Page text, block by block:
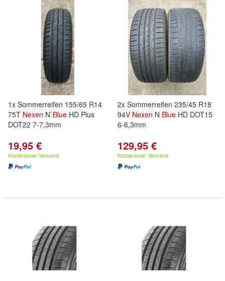
1x Sommerreifen 155/65 R14
75T Nexen N`Blue HD Plus
DOT22 7-7,3mm
19,95 €
Kostenloser Versand
2x Sommerreifen 235/45 R18
94V Nexen N Blue HD DOT15
6-6,3mm
129,95 €
Kostenloser Versand